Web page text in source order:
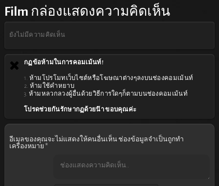
Film กล่องแสดงความคิดเห็น
ยังไม่มีความคิดเห็น
กฏข้อห้ามในการคอมเม้นท์!
1. ห้ามโปรโมทเว็บไซต์หรือโฆษณาต่างๆลงบนช่องคอมเม้นท์
2. ห้ามใช้คำหยาบ
3. ห้ามหลวกลวงผู้อื่นด้วยวิธีการใดๆก็ตามบนช่องคอมเม้นท์
โปรดช่วยกันรักษากฏด้วยน๊า ขอบคุณค่ะ
อีเมลของคุณจะไม่แสดงให้คนอื่นเห็น ช่องข้อมูลจำเป็นถูกทำ
เครื่องหมาย *